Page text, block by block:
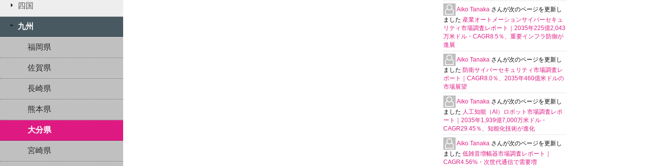
四国
九州
福岡県
佐賀県
長崎県
熊本県
大分県
宮崎県
Aiko Tanaka さんが次のページを更新し
ました 産業オートメーションサイバーセキュ
リティ市場調査レポート｜2035年225億2,043
万米ドル・CAGR8.5％、重要インフラ防御が
進展
Aiko Tanaka さんが次のページを更新し
ました 防衛サイバーセキュリティ市場調査レ
ポート｜CAGR8.0％、2035年460億米ドルの
市場展望
Aiko Tanaka さんが次のページを更新し
ました 人工知能（AI）ロボット市場調査レポ
ート｜2035年1,939億7,000万米ドル・
CAGR29.45％、知能化技術が進化
Aiko Tanaka さんが次のページを更新し
ました 低雑音増幅器市場調査レポート｜
CAGR4.56%・次世代通信で需要増